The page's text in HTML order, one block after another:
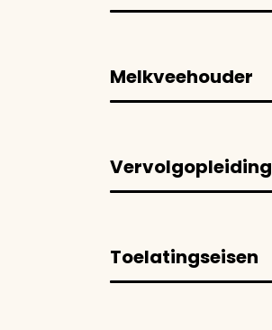
Melkveehouder
Vervolgopleiding
Toelatingseisen